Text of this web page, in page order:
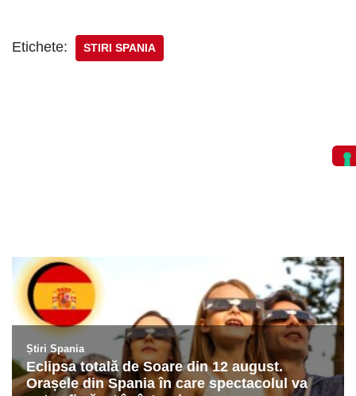
Etichete: STIRI SPANIA